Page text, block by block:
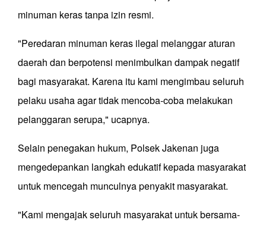
minuman keras tanpa izin resmi.
"Peredaran minuman keras ilegal melanggar aturan
daerah dan berpotensi menimbulkan dampak negatif
bagi masyarakat. Karena itu kami mengimbau seluruh
pelaku usaha agar tidak mencoba-coba melakukan
pelanggaran serupa," ucapnya.
Selain penegakan hukum, Polsek Jakenan juga
mengedepankan langkah edukatif kepada masyarakat
untuk mencegah munculnya penyakit masyarakat.
"Kami mengajak seluruh masyarakat untuk bersama-